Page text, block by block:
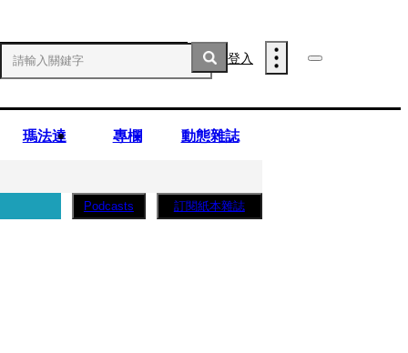
登入
瑪法達 專欄 動態雜誌
Podcasts 訂閱紙本雜誌